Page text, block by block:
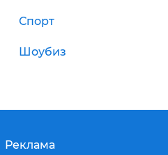
Спорт
Шоубиз
Реклама